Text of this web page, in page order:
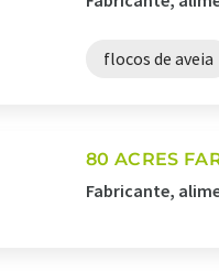
flocos de aveia
80 ACRES
Fabricante,